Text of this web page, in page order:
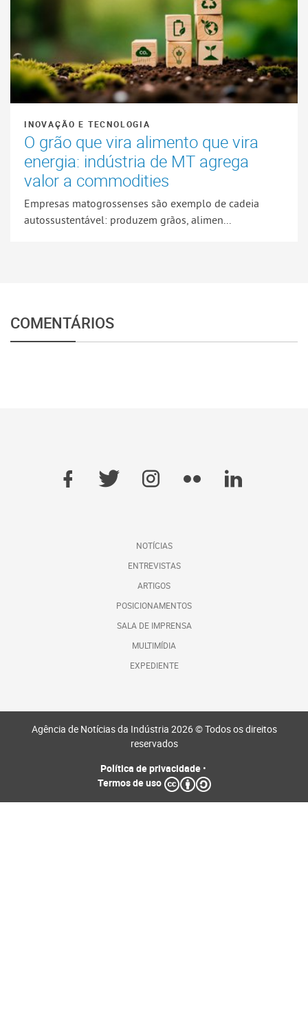
INOVAÇÃO E TECNOLOGIA
O grão que vira alimento que vira
energia: indústria de MT agrega
valor a commodities
Empresas matogrossenses são exemplo de cadeia
autossustentável: produzem grãos, alimen...
COMENTÁRIOS
NOTÍCIAS
ENTREVISTAS
ARTIGOS
POSICIONAMENTOS
SALA DE IMPRENSA
MULTIMÍDIA
EXPEDIENTE
Agência de Notícias da Indústria 2026 © Todos os direitos
reservados
Política de privacidade•
Termos de uso